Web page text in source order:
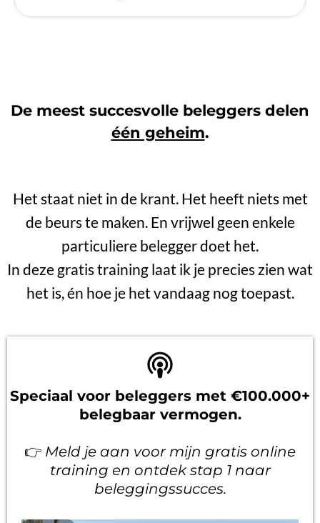
De meest succesvolle beleggers delen
één geheim.
Het staat niet in de krant. Het heeft niets met
de beurs te maken. En vrijwel geen enkele
particuliere belegger doet het.
In deze gratis training laat ik je precies zien wat
het is, én hoe je het vandaag nog toepast.
Speciaal voor beleggers met €100.000+
belegbaar vermogen.
👉 Meld je aan voor mijn gratis online
training en ontdek stap 1 naar
beleggingssucces.